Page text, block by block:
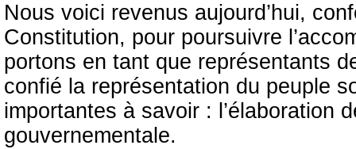
Nous voici revenus aujourd’hui,
Constitution, pour poursuivre
portons en tant que représentants
confié la représentation du peuple
importantes à savoir : l’élaboration
gouvernementale.